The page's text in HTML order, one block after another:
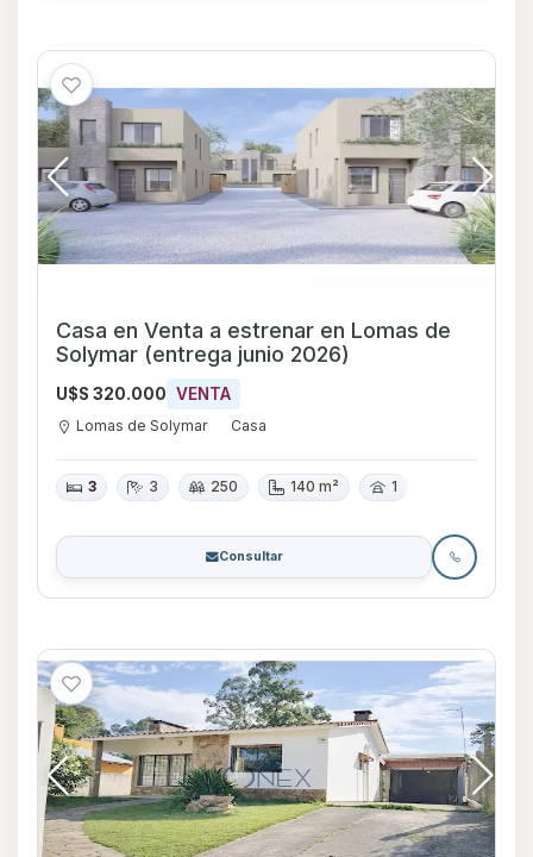
Casa en Venta a estrenar en Lomas de
Solymar (entrega junio 2026)
U$S 320.000 VENTA
Lomas de Solymar Casa
3 3 250 140 m² 1
Consultar